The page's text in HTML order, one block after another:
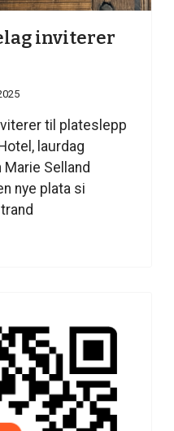
inviterer
til plateslepp
laurdag
Selland
nye plata si